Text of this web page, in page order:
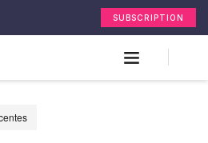
SUBSCRIPTION